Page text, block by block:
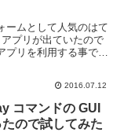
ームとして人気のはて
プリが出ていたので
プリを利用する事で
ます。編集画面では右
2016.07.12
コマンドの GUI
ので試してみた